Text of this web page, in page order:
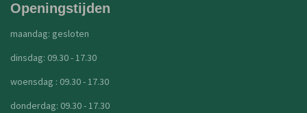
Openingstijden
maandag: gesloten
dinsdag: 09.30 - 17.30
woensdag : 09.30 - 17.30
donderdag: 09.30 - 17.30